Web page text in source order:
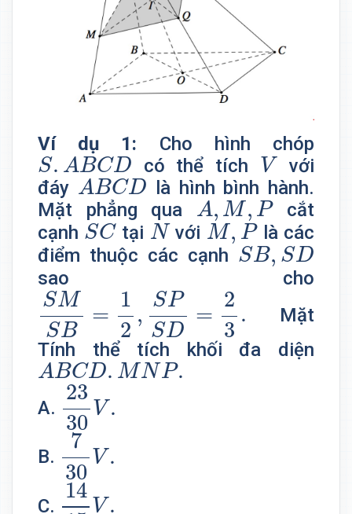
Ví dụ 1: Cho hình chóp
S. ABCD
S. BCD có thể tích V
V
với
đáy ABCD
ABCD
là hình bình hành.
Mặt phẳng qua A, M , P
A, M,P
cắt
cạnh SC
SCtại N
N với M , P
M,P
là các
điểm thuộc các cạnh SB, SD
SB,S D
sao cho
SM
SB
=
1
2
,
SP
SD
=
2
3
.
SMS 2 PSD 3.
Mặt
Tính thể tích khối đa diện
ABCD. MNP.
ABCD.MNP.
A.
23
30
V .
2330V.
B.
7
30
V .
730
C.
14
V .
1415